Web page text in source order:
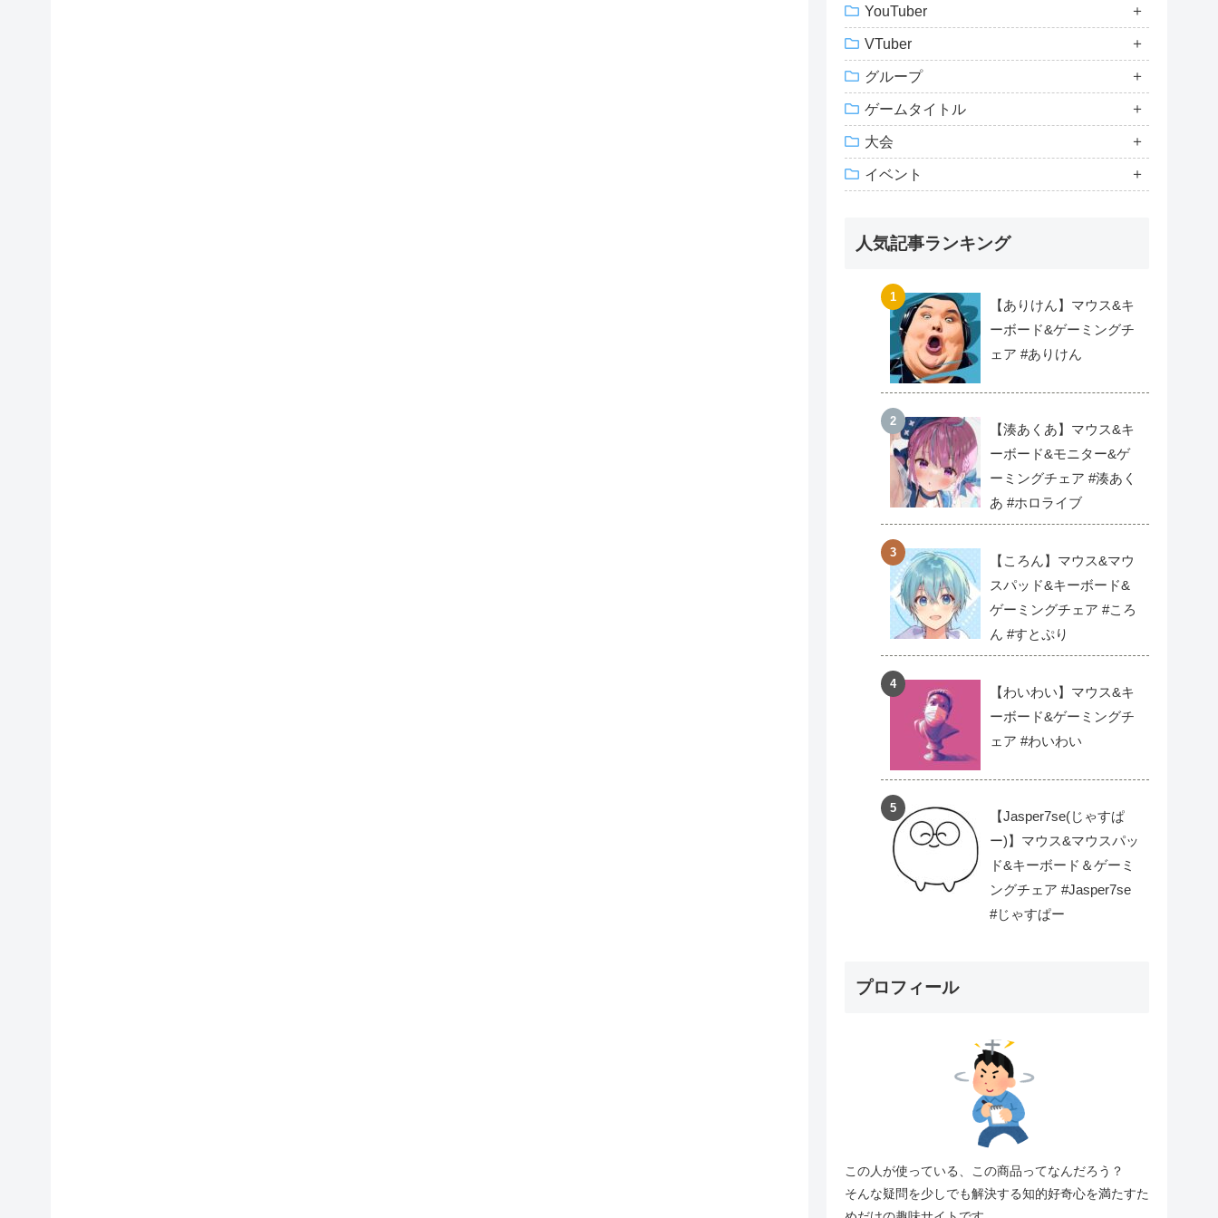
YouTuber
VTuber
グループ
ゲームタイトル
大会
イベント
人気記事ランキング
【ありけん】マウス&キ
ーボード&ゲーミングチ
ェア #ありけん
【湊あくあ】マウス&キ
ーボード&モニター&ゲ
ーミングチェア #湊あく
あ #ホロライブ
【ころん】マウス&マウ
スパッド&キーボード&
ゲーミングチェア #ころ
ん #すとぷり
【わいわい】マウス&キ
ーボード&ゲーミングチ
ェア #わいわい
【Jasper7se(じゃすぱ
ー)】マウス&マウスパッ
ド&キーボード＆ゲーミ
ングチェア #Jasper7se
#じゃすぱー
プロフィール
この人が使っている、この商品ってなんだろう？
そんな疑問を少しでも解決する知的好奇心を満たすた